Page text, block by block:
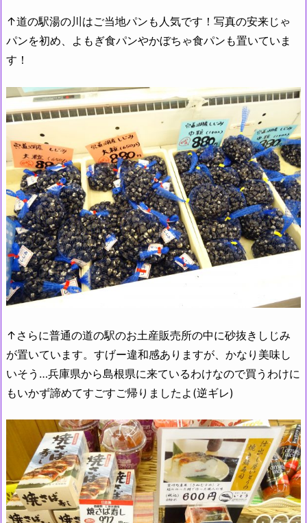
↑道の駅湯の川はご当地パンも人気です！写真の安来じゃ
パンを初め、よもぎ食パンやかぼちゃ食パンも置いていま
す！
↑さらに普通の道の駅のお土産販売所の中に砂抜きしじみ
が置いています。すげー違和感ありますが、かなり美味し
いそう…兵庫県から島根県に来ているわけなので買うわけに
もいかず諦めてすごすご帰りましたよ(逆ギレ)